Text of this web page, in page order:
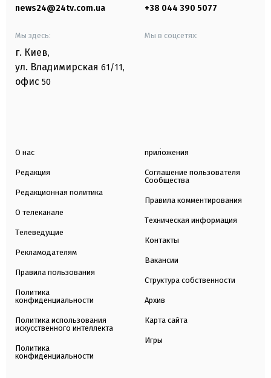
news24@24tv.com.ua +38 044 390 5077
Мы здесь:
г. Киев,
ул. Владимирская 61/11,
офис 50
Мы в соцсетях:
О нас
Редакция
Редакционная политика
О телеканале
Телеведущие
Рекламодателям
Правила пользования
Политика
конфиденциальности
Политика использования
искусственного интеллекта
Политика
конфиденциальности
приложения
Соглашение пользователя
Сообщества
Правила комментирования
Техническая информация
Контакты
Вакансии
Структура собственности
Архив
Карта сайта
Игры